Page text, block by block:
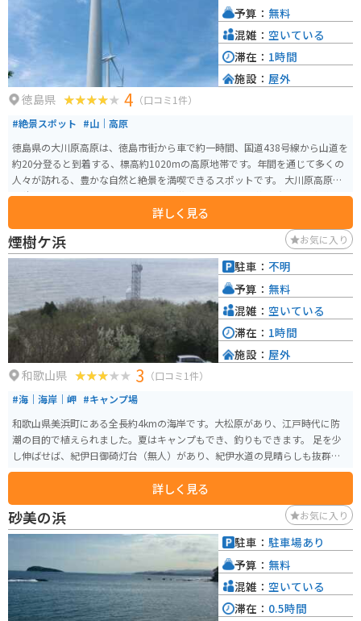
徳島県 4 （口コミ1件）
#絶景スポット #山｜高原
徳島県の大川原高原は、徳島市街から車で約一時間、国道438号線から山道を
約20分登ると到着する、標高約1020mの高原地帯です。年間を通じて多くの
人々が訪れる、豊かな自然と絶景を満喫できるスポットです。 大川原高原は
面積120haで、緩やかなスロープが特徴的で、山々や阿讃山脈、紀伊水道を
見渡すことができます。また、村営の放牧場や生活環境保全林、約5haのアワ
ミツバツツジの群生地があります。 高原はアジサイの名所としても知られ、
頂上には約3万本のアジサイが植えられており、7月上旬には高原を青く染め
ます。また、昭和30年代に開かれた村営の大川原牧場では、現在7頭の黒和牛
がいます。 大川原ウインドファームによる風力発電用の風車が15基設置され
ています。大川原高原一帯は希少な植物が数多く残る森林地帯を有してお
り、自然溢れる観光スポットとなっています。
詳しく見る
予算： 無料
混雑： 空いている
滞在： 1時間
施設： 屋外
煙樹ケ浜 お気に入り
和歌山県 3 （口コミ1件）
#海｜海岸｜岬 #キャンプ場
和歌山県美浜町にある全長約4kmの海岸です。大松原があり、江戸時代に防
潮の目的で植えられました。夏はキャンプもでき、釣りもできます。 足を少
し伸ばせば、紀伊日御碕灯台（無人）があり、紀伊水道の見晴らしも抜群で
す。
詳しく見る
駐車： 不明
予算： 無料
混雑： 空いている
滞在： 1時間
施設： 屋外
砂美の浜 お気に入り
駐車： 駐車場あり
予算： 無料
混雑： 空いている
滞在： 0.5時間